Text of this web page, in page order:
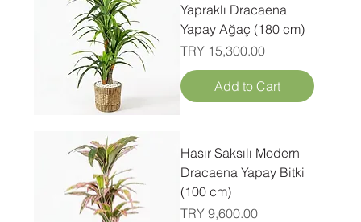
Yapraklı Dracaena
Yapay Ağaç (180 cm)
Price
TRY 15,300.00
Add to Cart
Hasır Saksılı Modern
Dracaena Yapay Bitki
(100 cm)
Price
TRY 9,600.00